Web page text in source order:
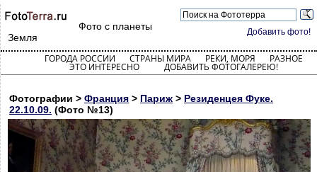
Добавить фото!
Фото с планеты
Земля
ГОРОДА РОССИИ СТРАНЫ МИРА РЕКИ, МОРЯ РАЗНОЕ
ЭТО ИНТЕРЕСНО ДОБАВИТЬ ФОТОГАЛЕРЕЮ!
Фотографии > Франция > Париж > Резиденцея Фуке.
22.10.09. (Фото №13)